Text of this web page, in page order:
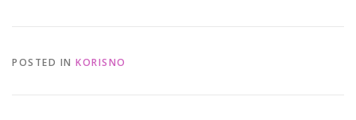
POSTED IN KORISNO